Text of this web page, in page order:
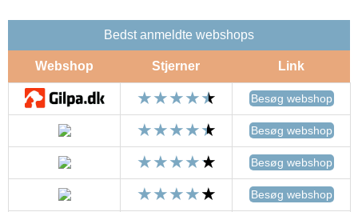
Bedst anmeldte webshops
Webshop Stjerner Link
Besøg webshop
Besøg webshop
Besøg webshop
Besøg webshop